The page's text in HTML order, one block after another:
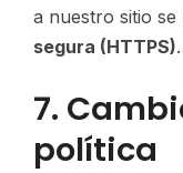
a nuestro sitio se
segura (HTTPS).
7.
política